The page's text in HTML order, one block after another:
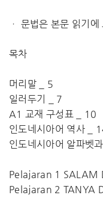
ㆍ 문법은 본문 읽기
목차
머리말 _ 5
일러두기 _ 7
A1 교재 구성표 _ 10
인도네시아어 역사 _
인도네시아어 알파벳
Pelajaran 1 SALAM
Pelajaran 2 TANYA